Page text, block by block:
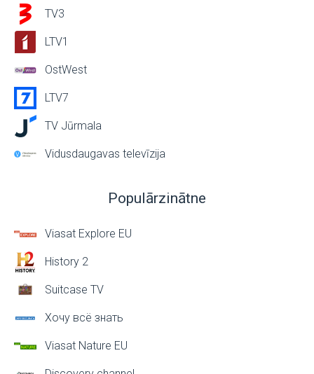
TV3
LTV1
OstWest
LTV7
TV Jūrmala
Vidusdaugavas televīzija
Populārzinātne
Viasat Explore EU
History 2
Suitcase TV
Хочу всё знать
Viasat Nature EU